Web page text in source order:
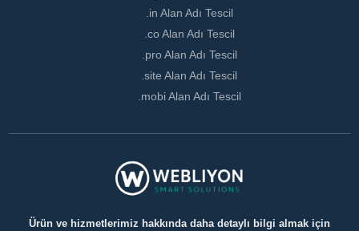
.in Alan Adı Tescil
.co Alan Adı Tescil
.pro Alan Adı Tescil
.site Alan Adı Tescil
.mobi Alan Adı Tescil
Ürün ve hizmetlerimiz hakkında daha detaylı bilgi almak için